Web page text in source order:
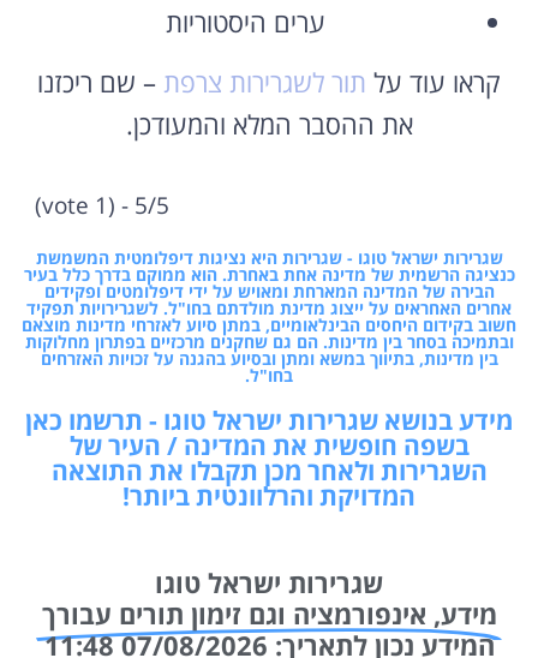
ערים היסטוריות
קראו עוד על תור לשגרירות צרפת – שם ריכזנו
את ההסבר המלא והמעודכן.
5/5 - (1 vote)
שגרירות ישראל טוגו - שגרירות היא נציגות דיפלומטית המשמשת
כנציגה הרשמית של מדינה אחת באחרת. הוא ממוקם בדרך כלל בעיר
הבירה של המדינה המארחת ומאויש על ידי דיפלומטים ופקידים
אחרים האחראים על ייצוג מדינת מולדתם בחו"ל. לשגרירויות תפקיד
חשוב בקידום היחסים הבינלאומיים, במתן סיוע לאזרחי מדינות מוצאם
ובתמיכה בסחר בין מדינות. הם גם שחקנים מרכזיים בפתרון מחלוקות
בין מדינות, בתיווך במשא ומתן ובסיוע בהגנה על זכויות האזרחים
בחו"ל.
מידע בנושא שגרירות ישראל טוגו - תרשמו כאן
בשפה חופשית את המדינה / העיר של
השגרירות ולאחר מכן תקבלו את התוצאה
המדויקת והרלוונטית ביותר!
שגרירות ישראל טוגו
מידע, אינפורמציה וגם זימון תורים עבורך
המידע נכון לתאריך: 07/08/2026 11:48